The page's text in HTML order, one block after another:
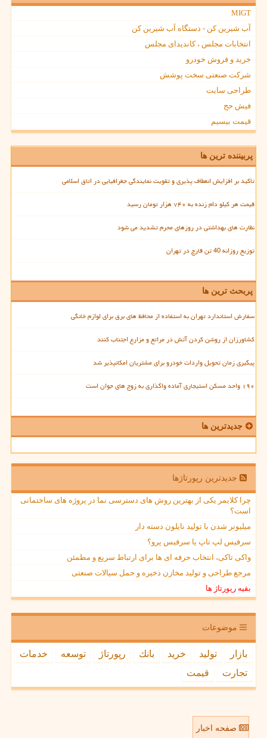
MIGT
آب شیرین کن - دستگاه آب شیرین کن
انتخابات مجلس ، کاندیدای مجلس
خرید و فروش خودرو
شرکت صنعتی سخت پوشش
طراحی سایت
فیش حج
قیمت بیسیم
پربیننده ترین ها
تأکید بر افزایش انعطاف پذیری و تقویت نمایندگی جغرافیایی در اتاق اسلامی
قیمت هر کیلو دام زنده به ۷۴۰ هزار تومان رسید
نظارت های بهداشتی در روزهای محرم تشدید می شود
توزیع روزانه 40 تن قارچ در تهران
پربحث ترین ها
سفارش استاندارد تهران به استفاده از محافظ های برق برای لوازم خانگی
کشاورزان از روشن کردن آتش در مراتع و مزارع اجتناب کنند
پیگیری زمان تحویل واردات خودرو برای مشتریان امکانپذیر شد
۱۹۰ واحد مسکن استیجاری آماده واگذاری به زوج های جوان است
جدیدترین ها
جدیدترین رپورتاژها
چرا کلایمر یکی از بهترین روش های دسترسی نما در پروژه های ساختمانی
است؟
میلیونر شدن با تولید نایلون دسته دار
سرفیس لپ تاپ یا سرفیس پرو؟
واکی تاکی، انتخاب حرفه ای ها برای ارتباط سریع و مطمئن
مرجع طراحی و تولید مخازن ذخیره و حمل سیالات صنعتی
بقیه رپورتاژ ها
موضوعات
بازار تولید خرید بانك رپورتاژ توسعه
خدمات
تجارت
قیمت
صفحه اخبار